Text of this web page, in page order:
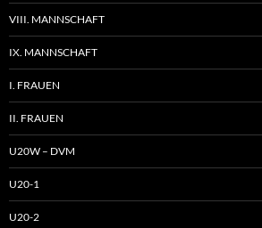
VIII. MANNSCHAFT
IX. MANNSCHAFT
I. FRAUEN
II. FRAUEN
U20W – DVM
U20-1
U20-2